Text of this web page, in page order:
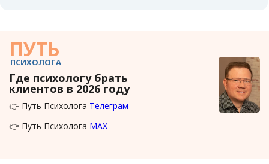
ПУТЬ
ПСИХОЛОГА
Где психологу брать
клиентов в 2026 году
👉 Путь Психолога Телеграм
👉 Путь Психолога MAX